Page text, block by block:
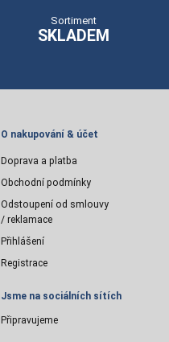
Sortiment
SKLADEM
O nakupování & účet
Doprava a platba
Obchodní podmínky
Odstoupení od smlouvy
/ reklamace
Přihlášení
Registrace
Jsme na sociálních sítích
Připravujeme